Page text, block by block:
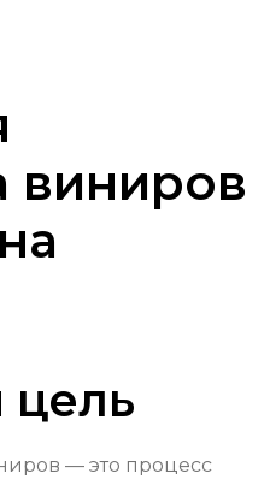
виниров
цель
— это процесс